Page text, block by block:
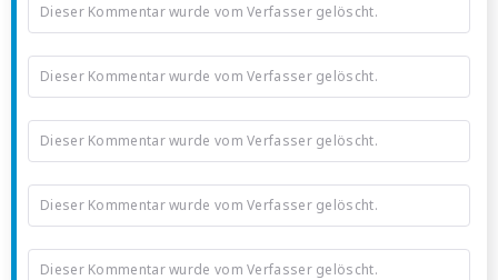
Dieser Kommentar wurde vom Verfasser gelöscht.
Dieser Kommentar wurde vom Verfasser gelöscht.
Dieser Kommentar wurde vom Verfasser gelöscht.
Dieser Kommentar wurde vom Verfasser gelöscht.
Dieser Kommentar wurde vom Verfasser gelöscht.